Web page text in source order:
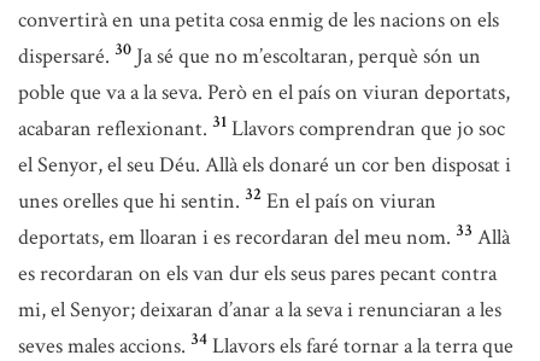
convertirà en una petita cosa enmig de les nacions on els
dispersaré. 30 Ja sé que no m’escoltaran, perquè són un
poble que va a la seva. Però en el país on viuran deportats,
acabaran reflexionant. 31 Llavors comprendran que jo soc
el Senyor, el seu Déu. Allà els donaré un cor ben disposat i
unes orelles que hi sentin. 32 En el país on viuran
deportats, em lloaran i es recordaran del meu nom. 33 Allà
es recordaran on els van dur els seus pares pecant contra
mi, el Senyor; deixaran d’anar a la seva i renunciaran a les
seves males accions. 34 Llavors els faré tornar a la terra que